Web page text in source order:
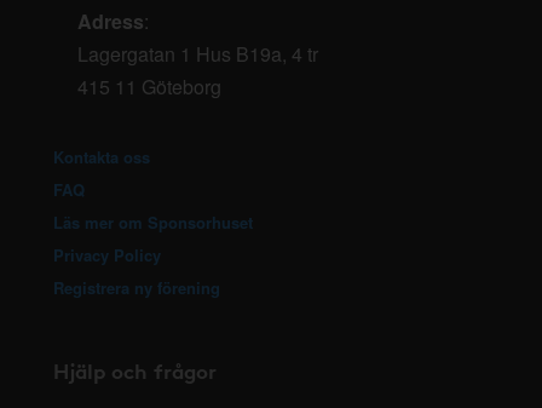
Adress:
Lagergatan 1 Hus B19a, 4 tr
415 11 Göteborg
Kontakta oss
FAQ
Läs mer om Sponsorhuset
Privacy Policy
Registrera ny förening
Hjälp och frågor